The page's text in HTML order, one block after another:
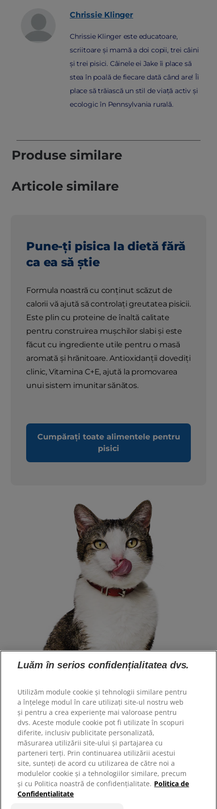
Chrissie Klinger
Chrissie Klinger este educatoare,
scriitoare și mamă a doi copii, trei câini
și trei pisici. Câinele ei Jake îi place să
stea în poală de fiecare dată când are! Îi
place să trăiască un stil de viață activ și
ecologic în Pennsylvania rurală.
Produse similare
Articole similare
Pune-ți pisica la dietă fără
ca ea să știe
Formula noastră cu conținut scăzut de
calorii vă ajută să controlați greutatea pisicii.
Este plin cu proteine ​​de înaltă calitate
pentru construirea mușchilor slabi și este
făcut cu ingrediente utile pentru o masă
aromată și hrănitoare. Antioxidanții dovediți
clinic, Vitamina C+E, ajută la promovarea
unui sistem imunitar sănătos.
Cumpărați toate alimentele pentru
pisici
Resurse
Contactați-ne
Harta site-ului
Site-urile noastre
Hill’s Vet
Cariere
Luăm în serios confidențialitatea dvs.
Utilizăm module cookie și tehnologii similare pentru
a înțelege modul în care utilizați site-ul nostru web
și pentru a crea experiențe mai valoroase pentru
dvs. Aceste module cookie pot fi utilizate în scopuri
diferite, inclusiv publicitate personalizată,
măsurarea utilizării site-ului și partajarea cu
parteneri terți. Prin continuarea utilizării acestui
site, sunteți de acord cu utilizarea de către noi a
modulelor cookie și a tehnologiilor similare, precum
și cu Politica noastră de confidențialitate. Politica de
Confidențialitate